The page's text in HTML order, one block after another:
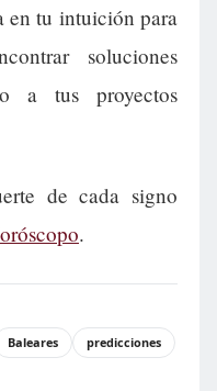
en tu intuición para
soluciones
a tus proyectos
de cada signo
.
Baleares
predicciones